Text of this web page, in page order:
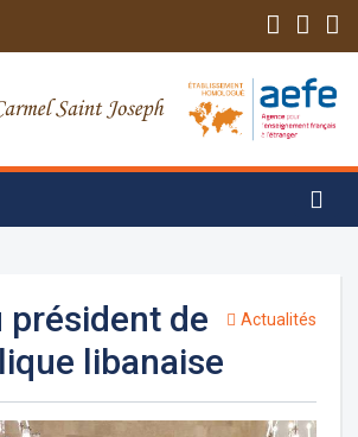
président de
libanaise
Actualités